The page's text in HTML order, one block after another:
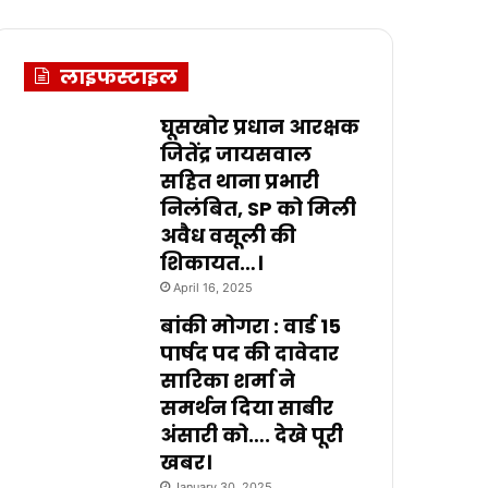
लाइफस्टाइल
घूसखोर प्रधान आरक्षक
जितेंद्र जायसवाल
सहित थाना प्रभारी
निलंबित, SP को मिली
अवैध वसूली की
शिकायत…।
April 16, 2025
बांकी मोगरा : वार्ड 15
पार्षद पद की दावेदार
सारिका शर्मा ने
समर्थन दिया साबीर
अंसारी को…. देखे पूरी
खबर।